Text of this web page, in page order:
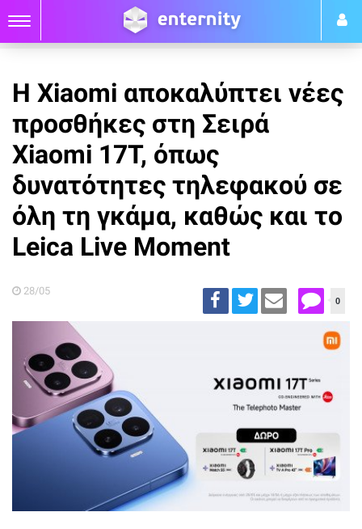
Η Xiaomi αποκαλύπτει νέες
προσθήκες στη Σειρά
Xiaomi 17T, όπως
δυνατότητες τηλεφακού σε
όλη τη γκάμα, καθώς και το
Leica Live Moment
28/05
0